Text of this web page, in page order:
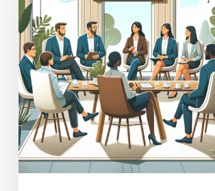
des
CODIR
/
COMEX
efficaces